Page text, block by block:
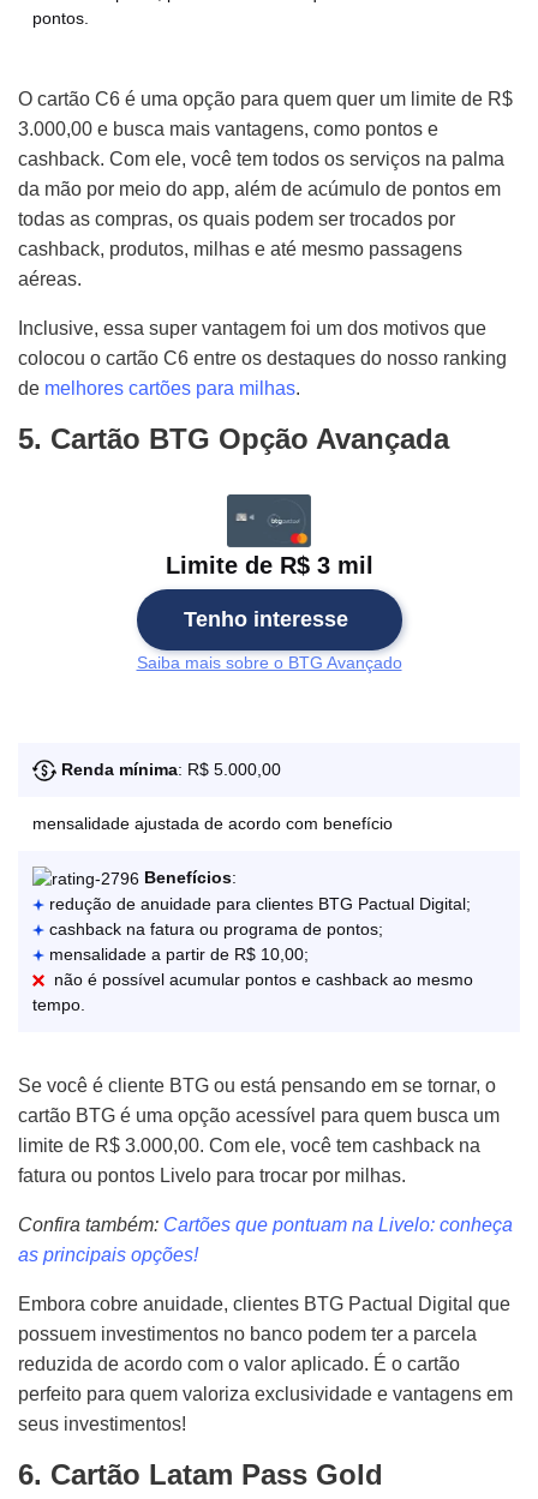
pontos.
O cartão C6 é uma opção para quem quer um limite de R$
3.000,00 e busca mais vantagens, como pontos e
cashback. Com ele, você tem todos os serviços na palma
da mão por meio do app, além de acúmulo de pontos em
todas as compras, os quais podem ser trocados por
cashback, produtos, milhas e até mesmo passagens
aéreas.
Inclusive, essa super vantagem foi um dos motivos que
colocou o cartão C6 entre os destaques do nosso ranking
de melhores cartões para milhas.
5. Cartão BTG Opção Avançada
Limite de R$ 3 mil
Tenho interesse
Saiba mais sobre o BTG Avançado
Renda mínima: R$ 5.000,00
mensalidade ajustada de acordo com benefício
Benefícios:
redução de anuidade para clientes BTG Pactual Digital;
cashback na fatura ou programa de pontos;
mensalidade a partir de R$ 10,00;
não é possível acumular pontos e cashback ao mesmo
tempo.
Se você é cliente BTG ou está pensando em se tornar, o
cartão BTG é uma opção acessível para quem busca um
limite de R$ 3.000,00. Com ele, você tem cashback na
fatura ou pontos Livelo para trocar por milhas.
Confira também: Cartões que pontuam na Livelo: conheça
as principais opções!
Embora cobre anuidade, clientes BTG Pactual Digital que
possuem investimentos no banco podem ter a parcela
reduzida de acordo com o valor aplicado. É o cartão
perfeito para quem valoriza exclusividade e vantagens em
seus investimentos!
6. Cartão Latam Pass Gold